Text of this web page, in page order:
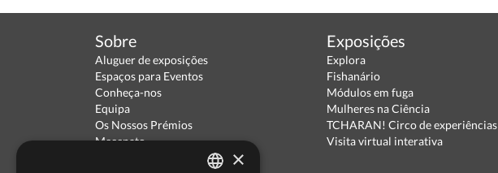
Sobre
Aluguer de exposições
Espaços para Eventos
Conheça-nos
Equipa
Os Nossos Prémios
Mecenato
Exposições
Explora
Fishanário
Módulos em fuga
Mulheres na Ciência
TCHARAN! Circo de experiências
Visita virtual interativa
×